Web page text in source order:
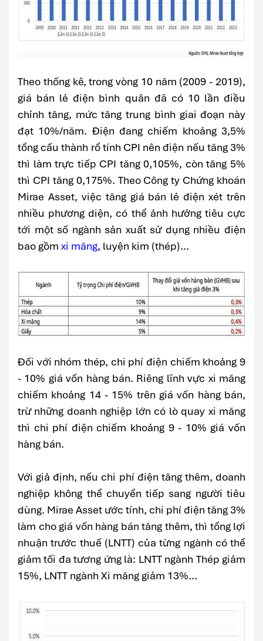
Theo thống kê, trong vòng 10 năm (2009 - 2019),
giá bán lẻ điện bình quân đã có 10 lần điều
chỉnh tăng, mức tăng trung bình giai đoạn này
đạt 10%/năm. Điện đang chiếm khoảng 3,5%
tổng cấu thành rổ tính CPI nên điện nếu tăng 3%
thì làm trực tiếp CPI tăng 0,105%, còn tăng 5%
thì CPI tăng 0,175%. Theo Công ty Chứng khoán
Mirae Asset, việc tăng giá bán lẻ điện xét trên
nhiều phương diện, có thể ảnh hưởng tiêu cực
tới một số ngành sản xuất sử dụng nhiều điện
bao gồm xi măng, luyện kim (thép)...
Đối với nhóm thép, chi phí điện chiếm khoảng 9
- 10% giá vốn hàng bán. Riêng lĩnh vực xi măng
chiếm khoảng 14 - 15% trên giá vốn hàng bán,
trừ những doanh nghiệp lớn có lò quay xi măng
thì chi phí điện chiếm khoảng 9 - 10% giá vốn
hàng bán.
Với giả định, nếu chi phí điện tăng thêm, doanh
nghiệp không thể chuyển tiếp sang người tiêu
dùng. Mirae Asset ước tính, chi phí điện tăng 3%
làm cho giá vốn hàng bán tăng thêm, thì tổng lợi
nhuận trước thuế (LNTT) của từng ngành có thể
giảm tối đa tương ứng là: LNTT ngành Thép giảm
15%, LNTT ngành Xi măng giảm 13%...